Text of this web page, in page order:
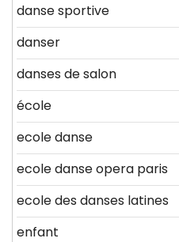
danse sportive
danser
danses de salon
école
ecole danse
ecole danse opera paris
ecole des danses latines
enfant